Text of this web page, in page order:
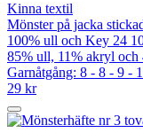
Kinna textil
Mönster på jacka
100% ull och Key 24
85% ull, 11% akryl
Garnåtgång: 8 - 8 - 9 -
29 kr